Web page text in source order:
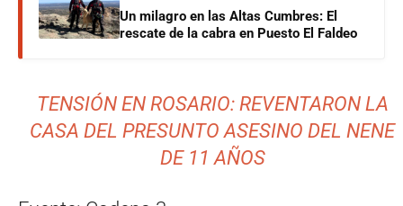
Un milagro en las Altas Cumbres: El
rescate de la cabra en Puesto El Faldeo
TENSIÓN EN ROSARIO: REVENTARON LA
CASA DEL PRESUNTO ASESINO DEL NENE
DE 11 AÑOS